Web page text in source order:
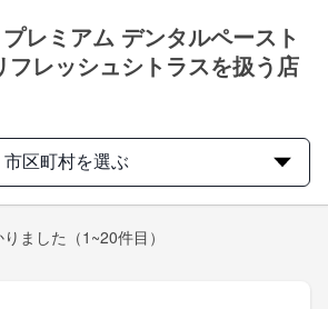
レミアム デンタルペースト
フレッシュシトラスを扱う店
市区町村を選ぶ
ました （1~20件目）